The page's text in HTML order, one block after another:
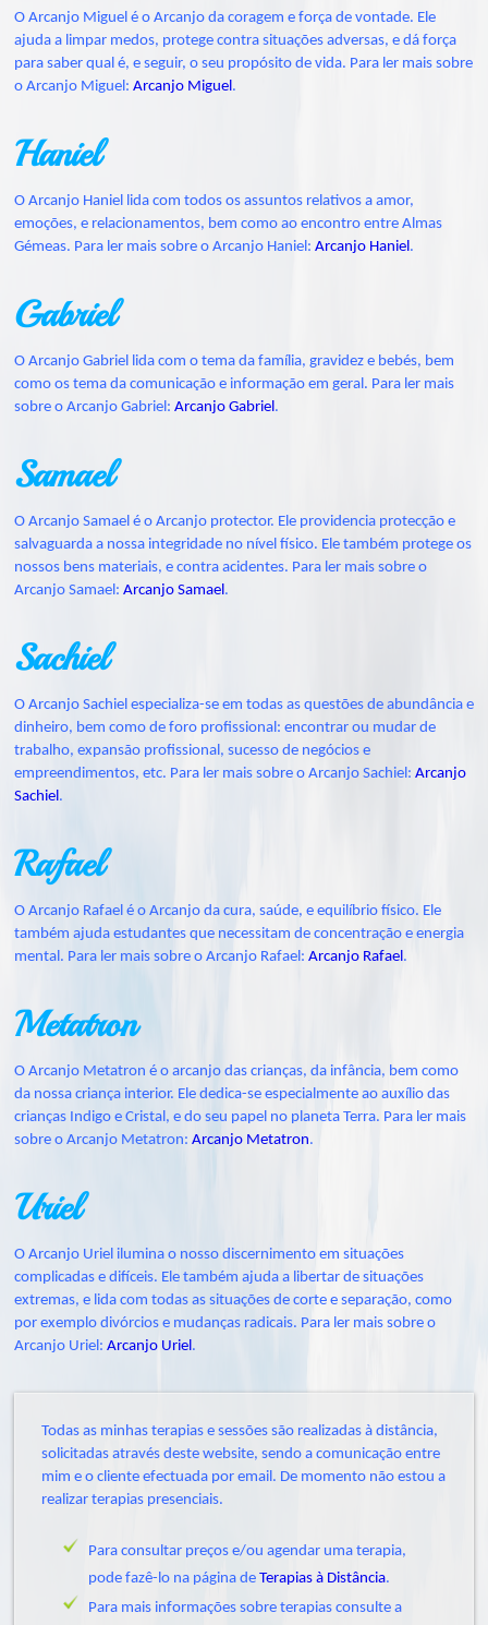
O Arcanjo Miguel é o Arcanjo da coragem e força de vontade. Ele
ajuda a limpar medos, protege contra situações adversas, e dá força
para saber qual é, e seguir, o seu propósito de vida. Para ler mais sobre
o Arcanjo Miguel: Arcanjo Miguel .
Haniel
O Arcanjo Haniel lida com todos os assuntos relativos a amor,
emoções, e relacionamentos, bem como ao encontro entre Almas
Gémeas. Para ler mais sobre o Arcanjo Haniel: Arcanjo Haniel .
Gabriel
O Arcanjo Gabriel lida com o tema da família, gravidez e bebés, bem
como os tema da comunicação e informação em geral. Para ler mais
sobre o Arcanjo Gabriel: Arcanjo Gabriel .
Samael
O Arcanjo Samael é o Arcanjo protector. Ele providencia protecção e
salvaguarda a nossa integridade no nível físico. Ele também protege os
nossos bens materiais, e contra acidentes. Para ler mais sobre o
Arcanjo Samael: Arcanjo Samael .
Sachiel
O Arcanjo Sachiel especializa-se em todas as questões de abundância e
dinheiro, bem como de foro profissional: encontrar ou mudar de
trabalho, expansão profissional, sucesso de negócios e
empreendimentos, etc. Para ler mais sobre o Arcanjo Sachiel: Arcanjo
Sachiel .
Rafael
O Arcanjo Rafael é o Arcanjo da cura, saúde, e equilíbrio físico. Ele
também ajuda estudantes que necessitam de concentração e energia
mental. Para ler mais sobre o Arcanjo Rafael: Arcanjo Rafael .
Metatron
O Arcanjo Metatron é o arcanjo das crianças, da infância, bem como
da nossa criança interior. Ele dedica-se especialmente ao auxílio das
crianças Indigo e Cristal, e do seu papel no planeta Terra. Para ler mais
sobre o Arcanjo Metatron: Arcanjo Metatron.
Uriel
O Arcanjo Uriel ilumina o nosso discernimento em situações
complicadas e difíceis. Ele também ajuda a libertar de situações
extremas, e lida com todas as situações de corte e separação, como
por exemplo divórcios e mudanças radicais. Para ler mais sobre o
Arcanjo Uriel: Arcanjo Uriel .
Todas as minhas terapias e sessões são realizadas à distância,
solicitadas através deste website, sendo a comunicação entre
mim e o cliente efectuada por email. De momento não estou a
realizar terapias presenciais.
Para consultar preços e/ou agendar uma terapia,
pode fazê-lo na página de Terapias à Distância.
Para mais informações sobre terapias consulte a